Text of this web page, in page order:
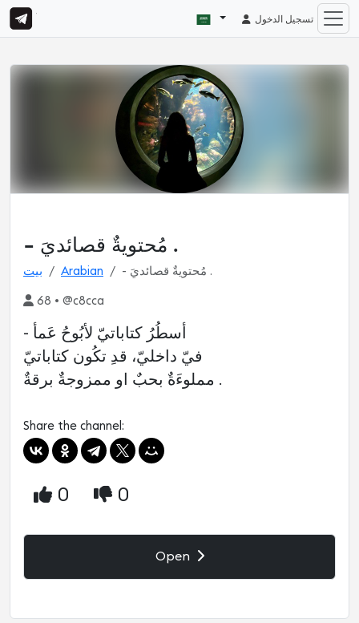
تسجيل الدخول
- مُحتويةٌ قصائديَ .
بيت Arabian - مُحتويةٌ قصائديَ .
68 • @c8cca
- أسطُرُ كتاباتيّ لأبُوحُ عَمأ
فيّ داخليّ، قدِ تكُون كتاباتيّ
مملوءَةٌ بحبٌ او ممزوجةٌ برقةٌ .
Share the channel:
0 0
Open